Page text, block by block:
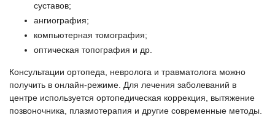
суставов;
ангиография;
компьютерная томография;
оптическая топография и др.
Консультации ортопеда, невролога и травматолога можно
получить в онлайн-режиме. Для лечения заболеваний в
центре используется ортопедическая коррекция, вытяжение
позвоночника, плазмотерапия и другие современные методы.